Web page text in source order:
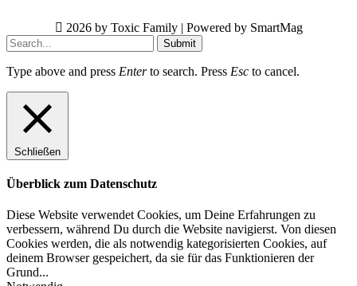
2026 by Toxic Family | Powered by SmartMag
Submit
Type above and press Enterto search. Press Esc to cancel.
Schließen
Überblick zum Datenschutz
Diese Website verwendet Cookies, um Deine Erfahrungen zu
verbessern, während Du durch die Website navigierst. Von diesen
Cookies werden, die als notwendig kategorisierten Cookies, auf
deinem Browser gespeichert, da sie für das Funktionieren der
Grund...